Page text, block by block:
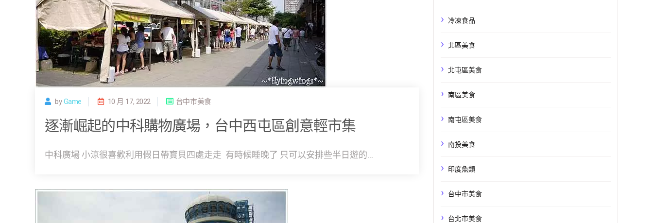
byGame 10 月 17, 2022 台中市美食
逐漸崛起的中科購物廣場，台中西屯區創意輕市集
中科廣場 小涼很喜歡利用假日帶寶貝四處走走 有時候睡晚了 只可以安排些半日遊的...
冷凍食品
北區美食
北屯區美食
南區美食
南屯區美食
南投美食
印度魚類
台中市美食
台北市美食